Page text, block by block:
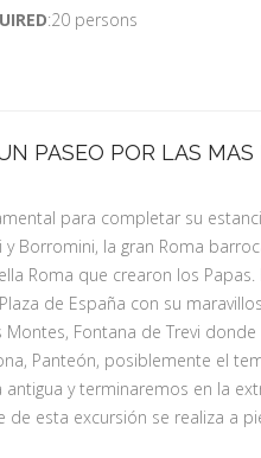
:20 persons
PASEO POR LAS
para completar su
y Borromini, la gran Roma
Roma que crearon los
de España con su
Montes, Fontana de Trevi
Panteón, posiblemente el
y terminaremos en la
esta excursión se realiza a